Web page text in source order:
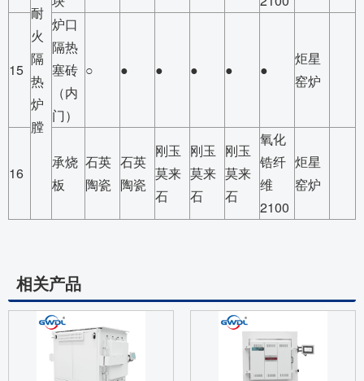
耐
火
隔
热
炉
膛
15
炉口
隔热
塞砖
（内
门）
○ ● ● ● ● ●
炬星
窑炉
16
承烧
板
石英
陶瓷
石英
陶瓷
刚玉
莫来
石
刚玉
莫来
石
刚玉
莫来
石
氧化
锆纤
维
2100
炬星
窑炉
相关产品